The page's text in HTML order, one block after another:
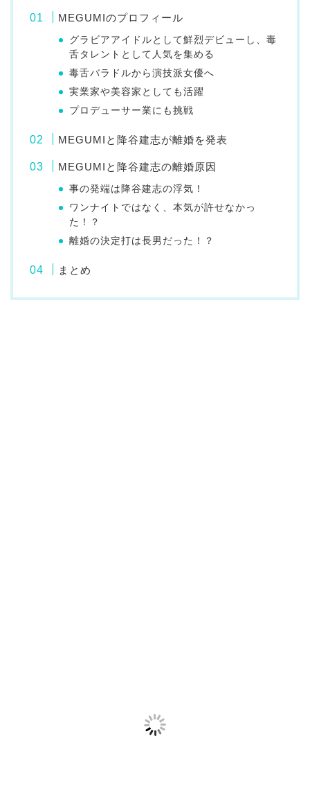
MEGUMIのプロフィール
グラビアアイドルとして鮮烈デビューし、毒
舌タレントとして人気を集める
毒舌バラドルから演技派女優へ
実業家や美容家としても活躍
プロデューサー業にも挑戦
MEGUMIと降谷建志が離婚を発表
MEGUMIと降谷建志の離婚原因
事の発端は降谷建志の浮気！
ワンナイトではなく、本気が許せなかっ
た！？
離婚の決定打は長男だった！？
まとめ